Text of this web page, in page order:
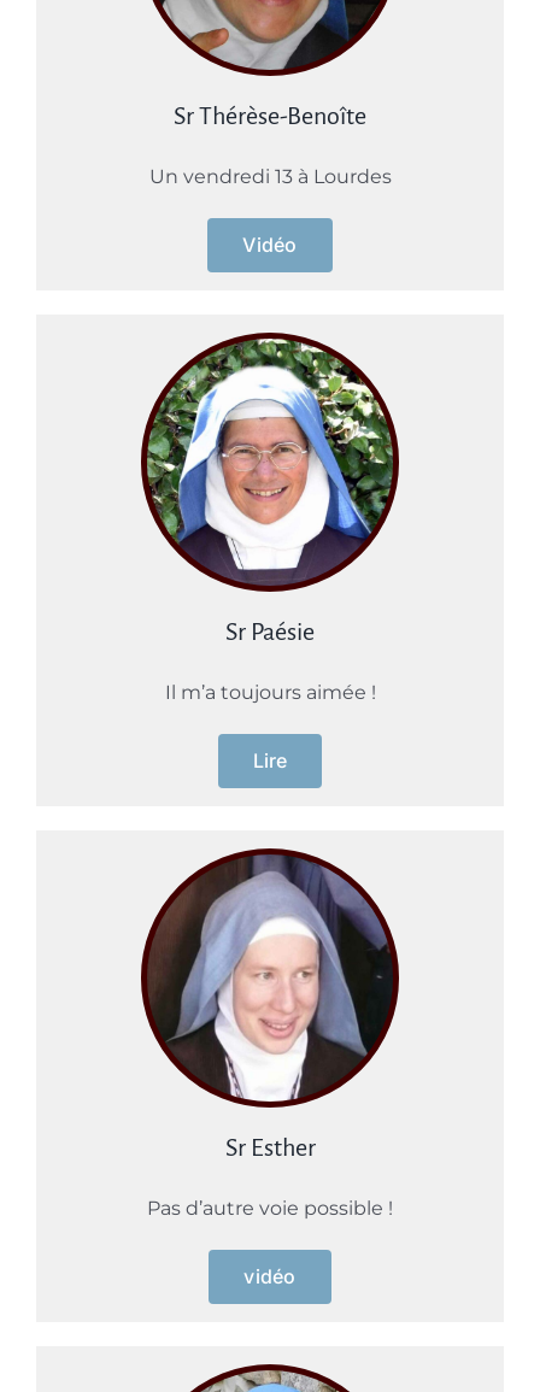
Sr Thérèse-Benoîte
Un vendredi 13 à Lourdes
Vidéo
Sr Paésie
Il m’a toujours aimée !
Lire
Sr Esther
Pas d’autre voie possible !
vidéo